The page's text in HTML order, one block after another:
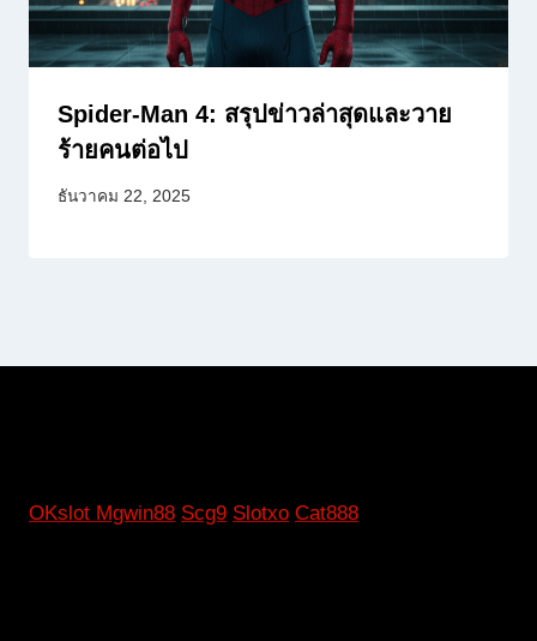
Spider-Man 4: สรุปข่าวล่าสุดและวาย
ร้ายคนต่อไป
ธันวาคม 22, 2025
OKslot Mgwin88 Scg9 Slotxo Cat888